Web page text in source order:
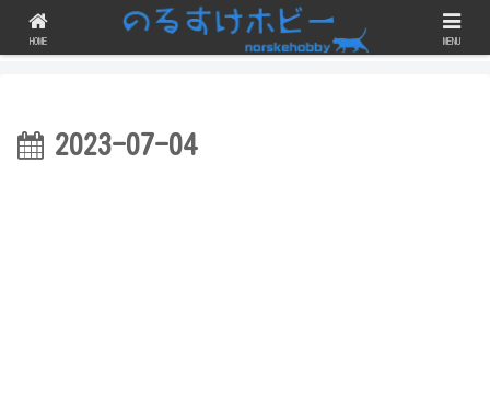
ガンプラのスジボリや改修・改造にチェレンジしつつ、完成品を晒すブログで
す！
2023-07-04
HOME MENU